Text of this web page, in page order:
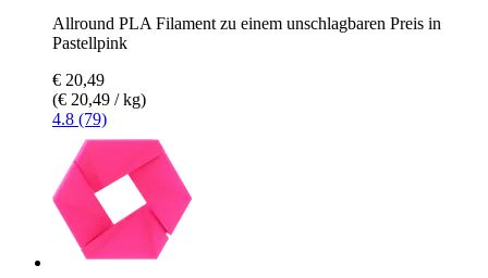
Allround PLA Filament zu einem unschlagbaren Preis in
Pastellpink
€ 20,49
(€ 20,49 / kg)
4.8 (79)